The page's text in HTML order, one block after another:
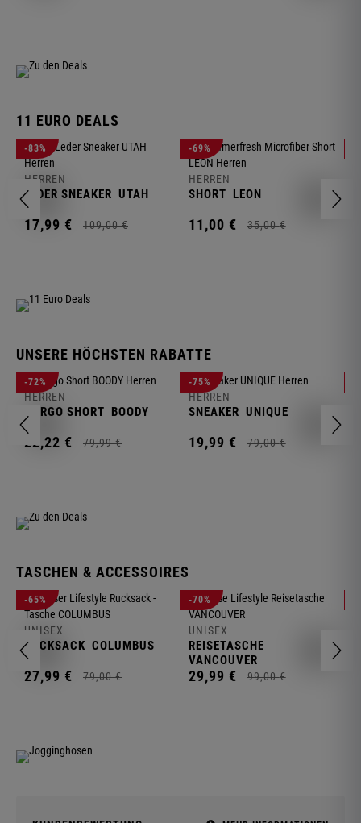
11 EURO DEALS
-83%
HERREN
LEDER SNEAKER UTAH
17,99 € 109,00 €
-69%
HERREN
SHORT LEON
11,00 € 35,00 €
UNSERE HÖCHSTEN RABATTE
-72%
HERREN
CARGO SHORT BOODY
22,22 € 79,99 €
-75%
HERREN
SNEAKER UNIQUE
19,99 € 79,00 €
TASCHEN & ACCESSOIRES
-65%
UNISEX
RUCKSACK COLUMBUS
27,99 € 79,00 €
-70%
UNISEX
REISETASCHE
VANCOUVER
29,99 € 99,00 €